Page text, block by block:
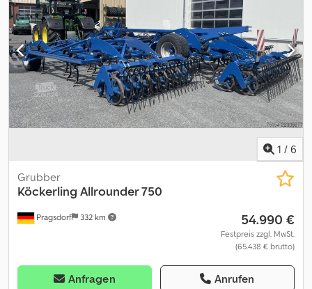
1 / 6
Pragsdorf 332 km
Grubber
Köckerling Allrounder 750
54.990 €
Festpreis zzgl. MwSt.
(65.438 € brutto)
Anfragen Anrufen